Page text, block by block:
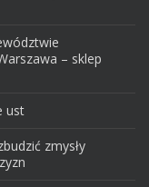
– sklep
ust
zmysły